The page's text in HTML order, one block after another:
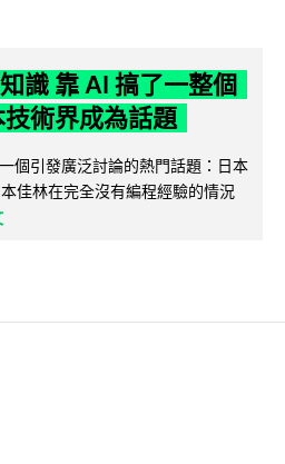
識 靠 AI 搞了一整個
術界成為話題
個引發廣泛討論的熱門話題：日本
佳林在完全沒有編程經驗的情況